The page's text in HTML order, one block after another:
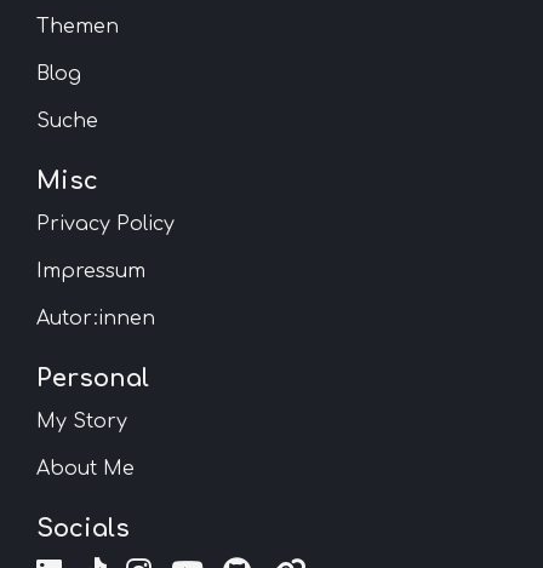
Themen
Blog
Suche
Misc
Privacy Policy
Impressum
Autor:innen
Personal
My Story
About Me
Socials